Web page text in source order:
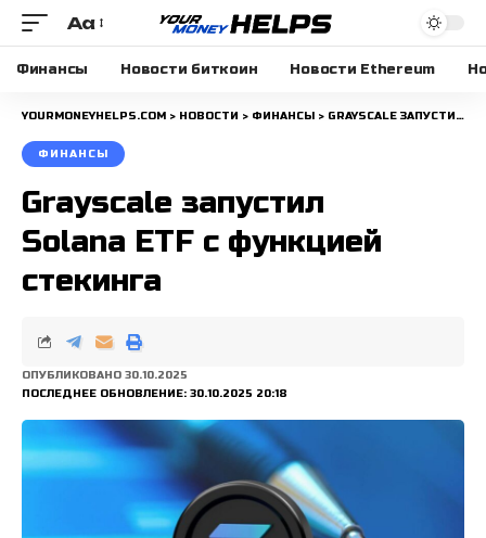
Размера
шрифта
Aa
Финансы Новости биткоин Новости Ethereum
YOURMONEYHELPS.COM > НОВОСТИ > ФИНАНСЫ > GRAYSCALE ЗАПУСТИЛ SOLANA ETF С ФУНКЦИЕЙ СТЕКИНГА
ФИНАНСЫ
Grayscale запустил
Solana ETF с функцией
стекинга
ПОСЛЕДНЕЕ ОБНОВЛЕНИЕ: 30.10.2025 20:18
ОПУБЛИКОВАНО 30.10.2025